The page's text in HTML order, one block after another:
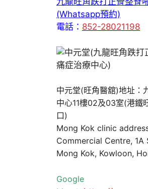
(Whatsapp預約)
電話： 852-28021198
中元堂(旺角醫舘)地址：
中心11樓02及03室(港鐵
口)
Mong Kok clinic
Commercial Centre, 1A
Mong Kok, Kowloon,
Google